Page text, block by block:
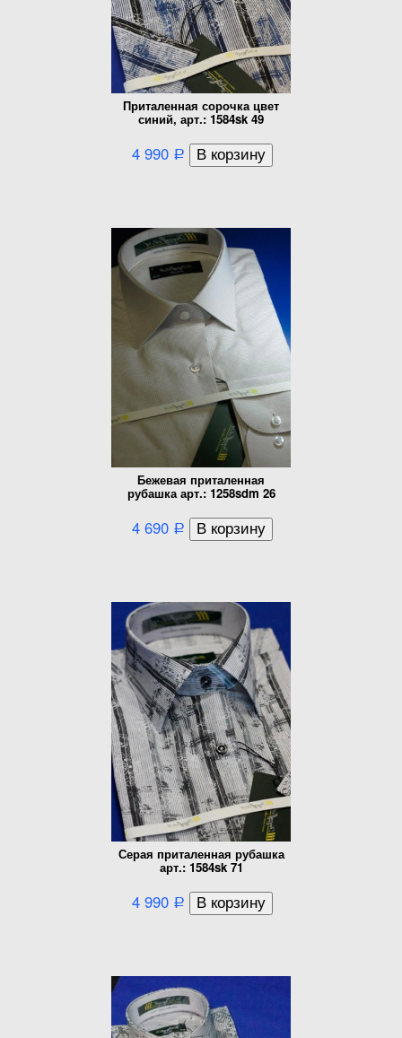
Приталенная сорочка цвет
синий, арт.: 1584sk 49
4 990 Р
Бежевая приталенная
рубашка арт.: 1258sdm 26
4 690 Р
Серая приталенная рубашка
арт.: 1584sk 71
4 990 Р